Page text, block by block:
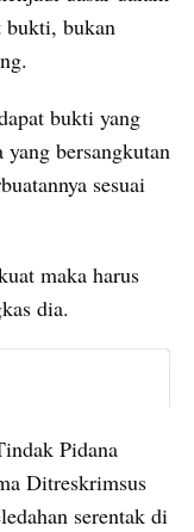
bukti, bukan
bukti yang
bersangkutan
sesuai
maka harus
dia.
Pidana
Ditreskrimsus
serentak di